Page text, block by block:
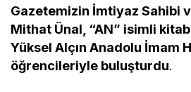
Gazetemizin İmtiyaz Sahibi
Mithat Ünal, “AN” isimli
Yüksel Alçın Anadolu İmam
öğrencileriyle buluşturdu.